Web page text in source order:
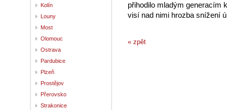
přihodilo mladým generacím
visí nad nimi hrozba snížení
« zpět
Kolín
Louny
Most
Olomouc
Ostrava
Pardubice
Plzeň
Prostějov
Přerovsko
Strakonice